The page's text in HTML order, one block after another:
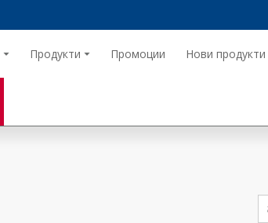
Продукти Промоции Нови продукти